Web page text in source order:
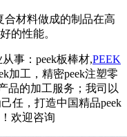
合材料做成的制品在高
的性能。
事：peek板棒材,PEEK
加工，精密peek注塑零
品的加工服务；我司以
任，打造中国精品peek
欢迎咨询